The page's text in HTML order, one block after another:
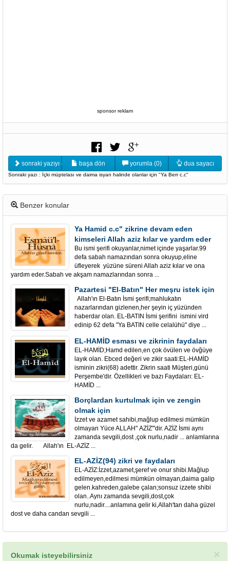
sponsor reklam
sonraki yazıyı oku başa dön yorumla (0) dua sayacı
Sonraki yazı : İçki müptelası ve daima isyan halinde olanlar için "Ya Berr c.c"
Benzer konular
Ya Hamid c.c" zikrine devam eden
kimseleri Allah aziz kılar ve yardım eder
Bu ismi şerifi okuyanlar,nimet içinde yaşarlar.99
defa sabah namazından sonra okuyup,eline
üfleyerek yüzüne süreni Allah aziz kılar ve ona
yardım eder.Sabah ve akşam namazlarından sonra ...
Pazartesi "El-Batın" Her meşru istek için
Allah'ın El-Batın İsmi şerifi;mahlukatın
nazarlarından gizlenen,her şeyin iç yüzünden
haberdar olan. EL-BATIN İsmi şerifini ismini vird
edinip 62 defa "Ya BATIN celle celalühü" diye ...
EL-HAMİD esması ve zikrinin faydaları
EL-HAMİD;Hamd edilen,en çok övülen ve övğüye
layık olan. Ebced değeri ve zikir saati:EL-HAMİD
isminin zikri(68) adettir. Zikrin saati Müşteri,günü
Perşembe'dir. Özellikleri ve bazı Faydaları: EL-
HAMİD ...
Borçlardan kurtulmak için ve zengin
olmak için
İzzet ve azamet sahibi,mağlup edilmesi mümkün
olmayan Yüce ALLAH" AZİZ'"dir. AZİZ İsmi aynı
zamanda sevgili,dost ,çok nurlu,nadir ... anlamlarına
da gelir. Allah'ın EL-AZİZ ...
EL-AZİZ(94) zikri ve faydaları
EL-AZİZ:İzzet,azamet,şeref ve onur shibi.Mağlup
edilmeyen,edilmesi mümkün olmayan,daima galip
gelen.kahreden,galebe çalan;sonsuz izzete shibi
olan..Aynı zamanda sevgili,dost,çok
nurlu,nadir....anlamına gelir ki,Allah'tan daha güzel
dost ve daha candan sevgili ...
×
Okumak isteyebilirsiniz